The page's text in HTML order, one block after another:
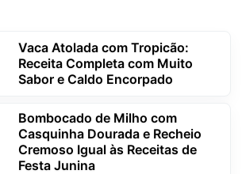
Vaca Atolada com Tropicão:
Receita Completa com Muito
Sabor e Caldo Encorpado
Bombocado de Milho com
Casquinha Dourada e Recheio
Cremoso Igual às Receitas de
Festa Junina